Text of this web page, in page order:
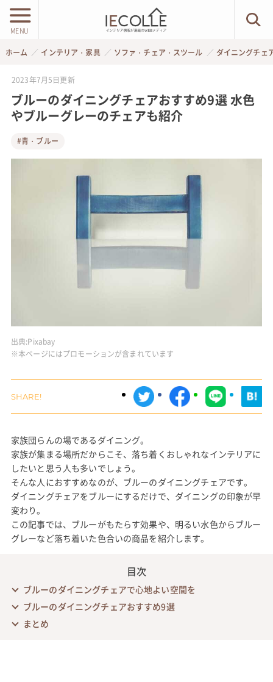
MENU
ホーム インテリア・家具 ソファ・チェア・スツール ダイニングチェ
2023年7月5日更新
ブルーのダイニングチェアおすすめ9選 水色
やブルーグレーのチェアも紹介
#青・ブルー
出典:Pixabay
※本ページにはプロモーションが含まれています
家族団らんの場であるダイニング。
家族が集まる場所だからこそ、落ち着くおしゃれなインテリアに
したいと思う人も多いでしょう。
そんな人におすすめなのが、ブルーのダイニングチェアです。
ダイニングチェアをブルーにするだけで、ダイニングの印象が早
変わり。
この記事では、ブルーがもたらす効果や、明るい水色からブルー
グレーなど落ち着いた色合いの商品を紹介します。
目次
ブルーのダイニングチェアで心地よい空間を
ブルーのダイニングチェアおすすめ9選
まとめ